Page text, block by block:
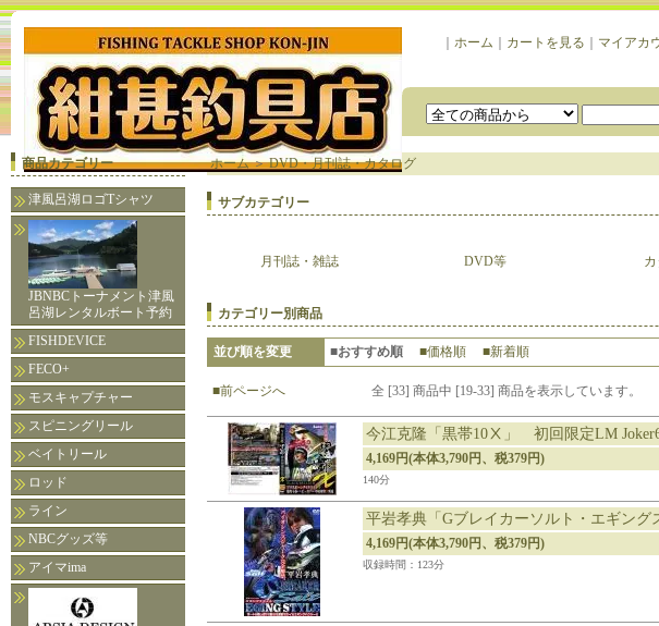
ホーム カートを見る マイアカ
商品カテゴリー
津風呂湖ロゴTシャツ
JBNBCトーナメント津風
呂湖レンタルボート予約
FISHDEVICE
FECO+
モスキャプチャー
スピニングリール
ベイトリール
ロッド
ライン
NBCグッズ等
アイマima
ホーム＞DVD・月刊誌・カタログ
サブカテゴリー
月刊誌・雑誌 DVD等
カテゴリー別商品
並び順を変更 ■おすすめ順 ■価格順 ■新着順
■前ページへ 全 [33] 商品中 [19-33] 商品を表示しています。
今江克隆「黒帯10Ⅹ」 初回限定LM
4,169円(本体3,790円、税379円)
140分
平岩孝典「Gブレイカーソルト・エギング
4,169円(本体3,790円、税379円)
収録時間：123分